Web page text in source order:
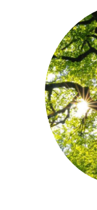
NOTICIAS Y AGENDA